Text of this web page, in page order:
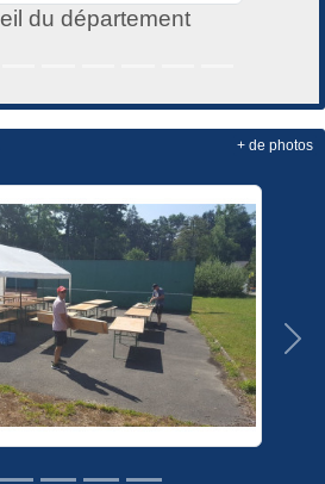
Sports 2000
+ de photos